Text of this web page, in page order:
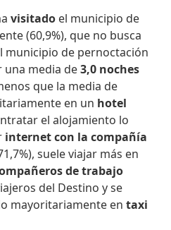
visitado el municipio de
(60,9%), que no busca
municipio de pernoctación
una media de3,0 noches
que la media de
en un hotel
el alojamiento lo
internet con la compañía
suele viajar más en
de trabajo
del Destino y se
mayoritariamente en taxi